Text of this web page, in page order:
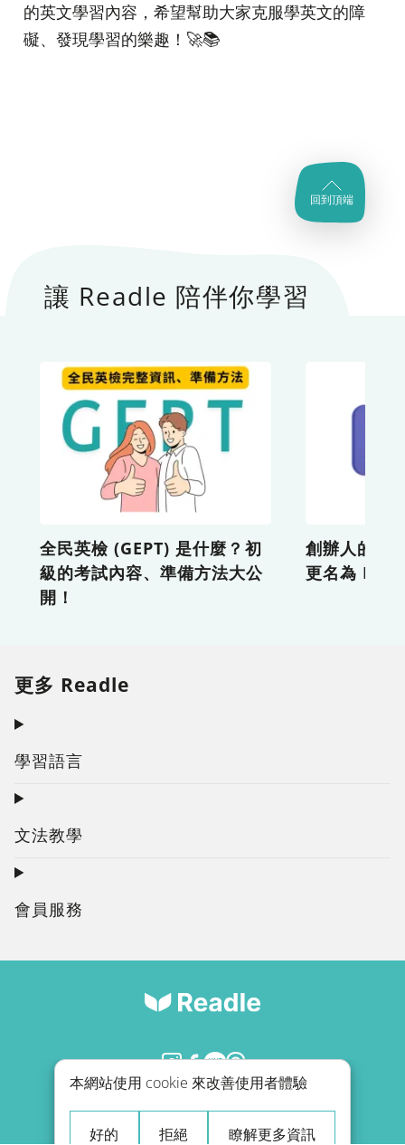
的英文學習內容，希望幫助大家克服學英文的障
礙、發現學習的樂趣！🚀📚
回到頂端
讓 Readle 陪伴你學習
全民英檢 (GEPT) 是什麼？初
級的考試內容、準備方法大公
開！
創辦人的信
更名為
更多 Readle
學習語言
文法教學
會員服務
退款政策 部落格
本網站使用 cookie 來改善使用者體驗
好的 拒絕 瞭解更多資訊